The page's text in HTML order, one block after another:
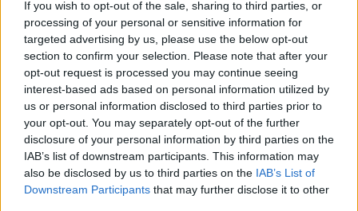
If you wish to opt-out of the sale, sharing to third parties, or
processing of your personal or sensitive information for
targeted advertising by us, please use the below opt-out
section to confirm your selection. Please note that after your
opt-out request is processed you may continue seeing
interest-based ads based on personal information utilized by
us or personal information disclosed to third parties prior to
your opt-out. You may separately opt-out of the further
disclosure of your personal information by third parties on the
IAB’s list of downstream participants. This information may
also be disclosed by us to third parties on the IAB’s List of
Downstream Participants that may further disclose it to other
Mycket av det som gör Wayward Souls så bra
känns igen från From Softwares Dark Souls.
Känslan av att utforska, svårigheten, och
framförallt, det faktum att även fast det är svårt
så känns det aldrig frustrerande. Varje gång
du dör så vet du att det är för att du har varit
klantig.
Precis som From Software har Rocketcat